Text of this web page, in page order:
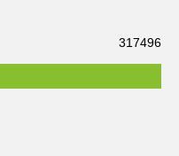
317496